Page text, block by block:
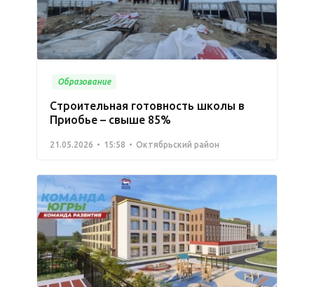
Образование
Строительная готовность школы в
Приобье – свыше 85%
21.05.2026 15:58 Октябрьский район